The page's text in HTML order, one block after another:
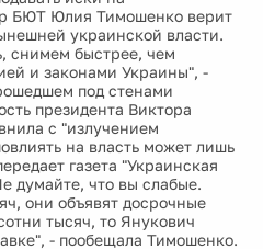
БЮТ Юлия Тимошенко верит
украинской власти.
снимем быстрее, чем
и законами Украины", -
под стенами
президента Виктора
с "излучением
на власть может лишь
газета "Украинская
думайте, что вы слабые.
они объявят досрочные
тысяч, то Янукович
- пообещала Тимошенко.